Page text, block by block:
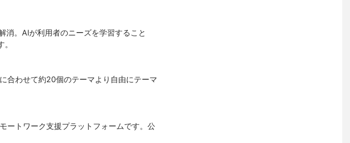
。AIが利用者のニーズを学習すること
合わせて約20個のテーマより自由にテーマ
ートワーク支援プラットフォームです。公